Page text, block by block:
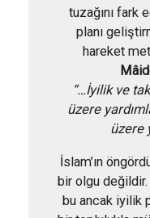
tuzağını fark
planı
hareket
“…İyilik ve
üzere
üzere
İslam’ın
bir olgu
bu ancak iyilik